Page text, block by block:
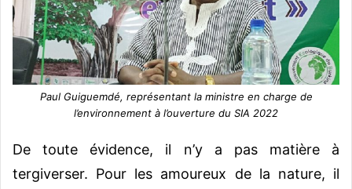
Paul Guiguemdé, représentant la ministre en charge de
l’environnement à l’ouverture du SIA 2022
De toute évidence, il n’y a pas matière à
tergiverser. Pour les amoureux de la nature, il